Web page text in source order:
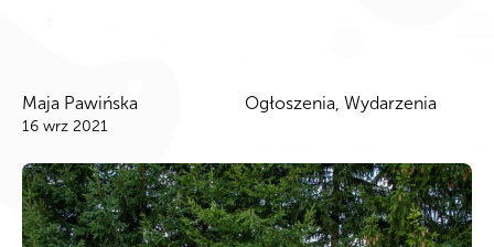
Maja Pawińska
16 wrz 2021
Ogłoszenia, Wydarzenia